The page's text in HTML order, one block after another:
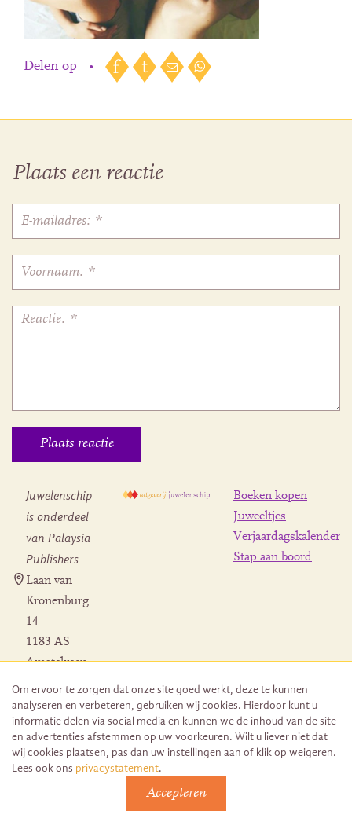
Delen op •
Plaats een reactie
Juwelenschip
is onderdeel
van Palaysia
Publishers
Laan van
Kronenburg
14
1183 AS
Amstelveen
Herroeping
bestelling
Boeken kopen
Juweeltjes
Verjaardagskalender
Stap aan boord
© 2026 Uitgeverij Juwelenschip. Duurzaam ontwikkeld door
Go2People
Om ervoor te zorgen dat onze site goed werkt, deze te kunnen
analyseren en verbeteren, gebruiken wij cookies. Hierdoor kunt u
informatie delen via social media en kunnen we de inhoud van de site
en advertenties afstemmen op uw voorkeuren. Wilt u liever niet dat
wij cookies plaatsen, pas dan uw instellingen aan of klik op weigeren.
Lees ook ons privacystatement.
Accepteren